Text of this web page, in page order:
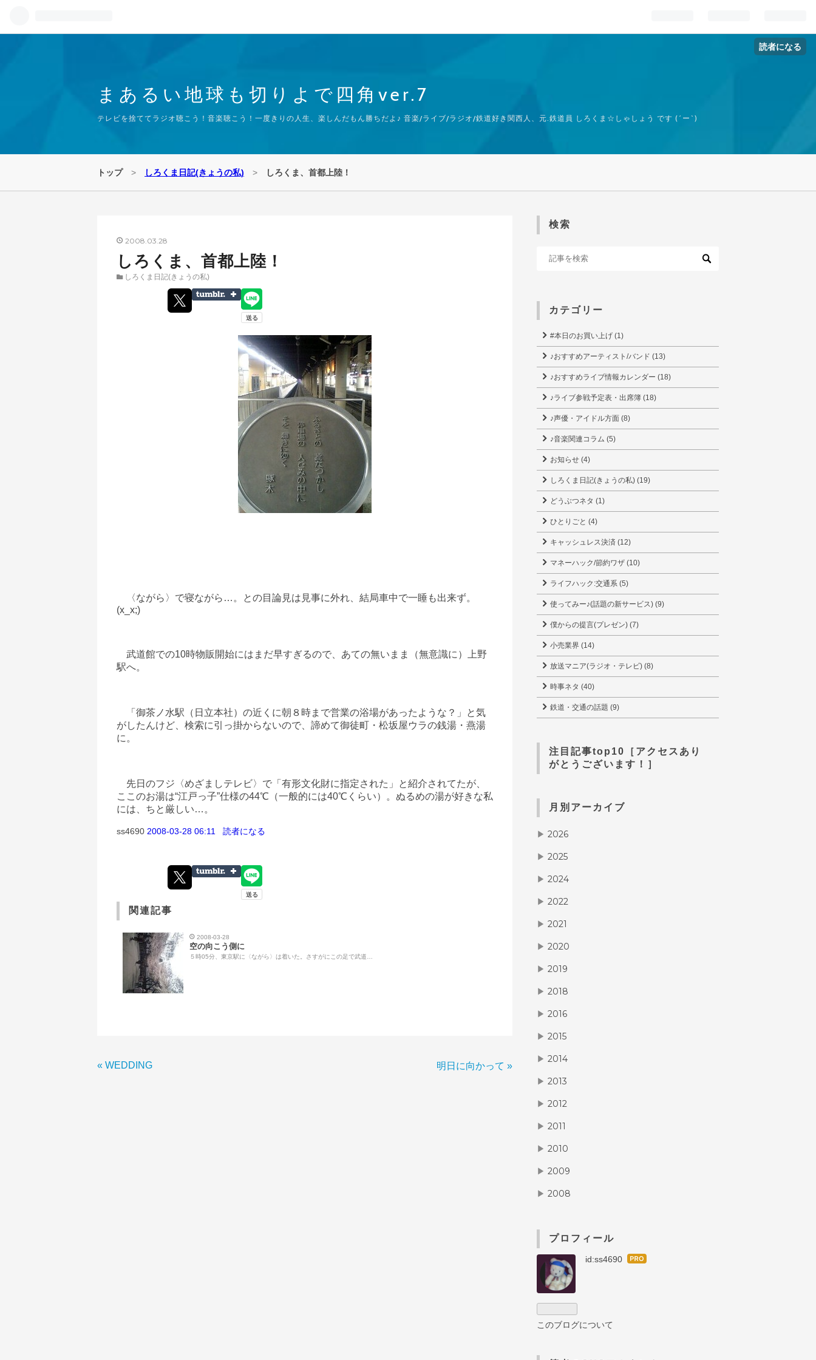
読者になる
まあるい地球も切りよで四角ver.7
テレビを捨ててラジオ聴こう！音楽聴こう！一度きりの人生、楽しんだもん勝ちだよ♪ 音楽/ライブ/ラジオ/鉄道好き関西人、元.鉄道員 しろくま☆しゃしょう です (´ー`)ゞ
トップ > しろくま日記(きょうの私) > しろくま、首都上陸！
2008 03 28
しろくま、首都上陸！
しろくま日記(きょうの私)
〈ながら〉で寝ながら…。との目論見は見事に外れ、結局車中で一睡も出来ず。
(x_x;)
武道館での10時物販開始にはまだ早すぎるので、あての無いまま（無意識に）上野
駅へ。
「御茶ノ水駅（日立本社）の近くに朝８時まで営業の浴場があったような？」と気
がしたんけど、検索に引っ掛からないので、諦めて御徒町・松坂屋ウラの銭湯・燕湯
に。
先日のフジ〈めざましテレビ〉で「有形文化財に指定された」と紹介されてたが、
ここのお湯は“江戸っ子”仕様の44℃（一般的には40℃くらい）。ぬるめの湯が好きな私
には、ちと厳しい…。
ss4690 2008-03-28 06:11 読者になる
関連記事
2008-03-28
空の向こう側に
５時05分、東京駅に〈ながら〉は着いた。さすがにこの足で武道…
« WEDDING 明日に向かって »
検索
カテゴリー
#本日のお買い上げ (1)
♪おすすめアーティスト/バンド (13)
♪おすすめライブ情報カレンダー (18)
♪ライブ参戦予定表・出席簿 (18)
♪声優・アイドル方面 (8)
♪音楽関連コラム (5)
お知らせ (4)
しろくま日記(きょうの私) (19)
どうぶつネタ (1)
ひとりごと (4)
キャッシュレス決済 (12)
マネーハック/節約ワザ (10)
ライフハック:交通系 (5)
使ってみー♪(話題の新サービス) (9)
僕からの提言(プレゼン) (7)
小売業界 (14)
放送マニア(ラジオ・テレビ) (8)
時事ネタ (40)
鉄道・交通の話題 (9)
注目記事top10［アクセスあり
がとうございます！］
月別アーカイブ
▶ 2026
▶ 2025
▶ 2024
▶ 2022
▶ 2021
▶ 2020
▶ 2019
▶ 2018
▶ 2016
▶ 2015
▶ 2014
▶ 2013
▶ 2012
▶ 2011
▶ 2010
▶ 2009
▶ 2008
プロフィール
id:ss4690
はて
このブログについて